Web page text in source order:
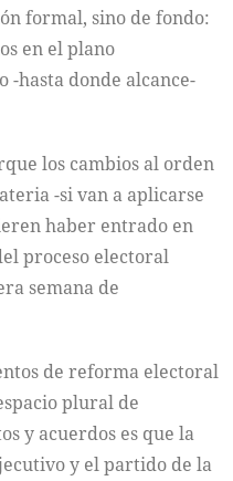
formal, sino de fondo:
en el plano
-hasta donde alcance-
los cambios al orden
-si van a aplicarse
haber entrado en
proceso electoral
semana de
de reforma electoral
plural de
y acuerdos es que la
y el partido de la